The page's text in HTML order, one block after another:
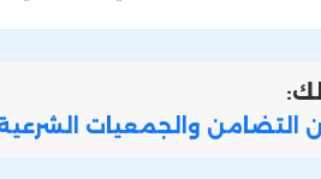
لك:
التضامن والجمعيات